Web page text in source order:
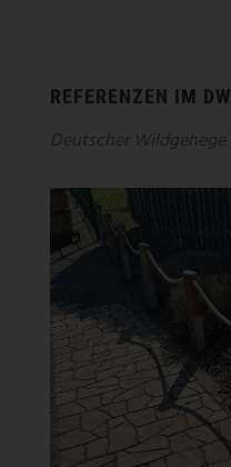
REFERENZEN IM
Deutscher